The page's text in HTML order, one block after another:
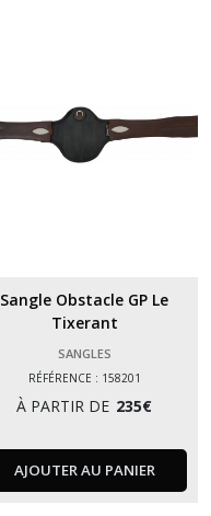
Sangle Obstacle GP Le
Tixerant
SANGLES
RÉFÉRENCE : 158201
À PARTIR DE 235€
AJOUTER AU PANIER